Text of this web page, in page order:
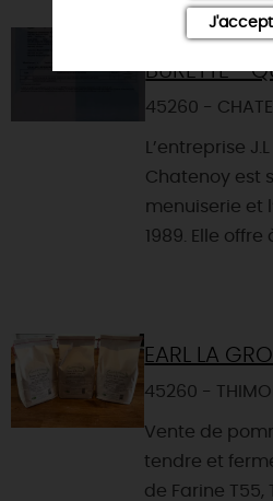
BURETTE -
45260 -
L’entreprise
Chatenoy est
menuiserie et
1989. Elle offre
EARL LA
45260 -
Vente de
tendre et
de Farine T55,